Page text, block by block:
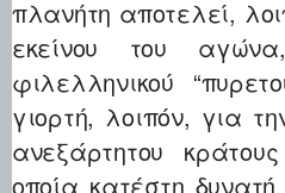
πλανήτη αποτελεί,
εκείνου του
φιλελληνικού
γιορτή, λοιπόν, για
ανεξάρτητου
οποία κατέστη